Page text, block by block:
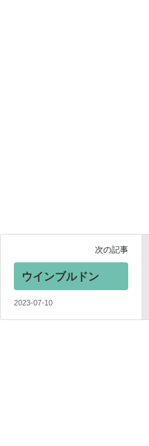
次の記事
ウインブルドン
2023-07-10